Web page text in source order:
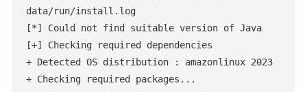
data/run/install.log
[*] Could not find suitable version of Java
[+] Checking required dependencies
+ Detected OS distribution : amazonlinux 2023
+ Checking required packages...